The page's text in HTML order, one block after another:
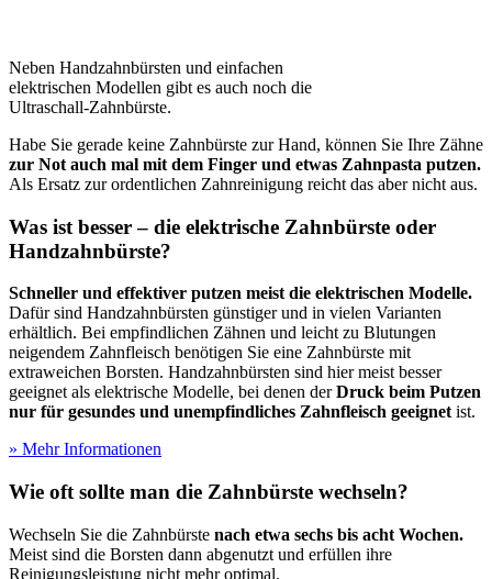
Neben Handzahnbürsten und einfachen
elektrischen Modellen gibt es auch noch die
Ultraschall-Zahnbürste.
Habe Sie gerade keine Zahnbürste zur Hand, können Sie Ihre Zähne
zur Not auch mal mit dem Finger und etwas Zahnpasta putzen.
Als Ersatz zur ordentlichen Zahnreinigung reicht das aber nicht aus.
Was ist besser – die elektrische Zahnbürste oder
Handzahnbürste?
Schneller und effektiver putzen meist die elektrischen Modelle.
Dafür sind Handzahnbürsten günstiger und in vielen Varianten
erhältlich. Bei empfindlichen Zähnen und leicht zu Blutungen
neigendem Zahnfleisch benötigen Sie eine Zahnbürste mit
extraweichen Borsten. Handzahnbürsten sind hier meist besser
geeignet als elektrische Modelle, bei denen derDruck beim Putzen
nur für gesundes und unempfindliches Zahnfleisch geeignet ist.
» Mehr Informationen
Wie oft sollte man die Zahnbürste wechseln?
Wechseln Sie die Zahnbürste nach etwa sechs bis acht Wochen.
Meist sind die Borsten dann abgenutzt und erfüllen ihre
Reinigungsleistung nicht mehr optimal.